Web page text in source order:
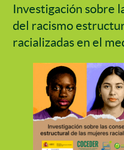
Investigación sobre
del racismo
racializadas en el